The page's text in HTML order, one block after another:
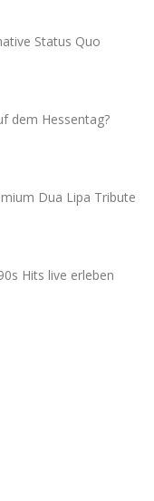
Status Quo
dem Hessentag?
Dua Lipa Tribute
Hits live erleben